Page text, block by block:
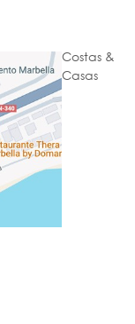
Costas &
Casas